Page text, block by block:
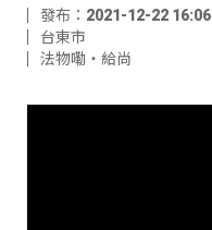
發布：2021-12-22 16:06
台東市
法物嘞‧給尚